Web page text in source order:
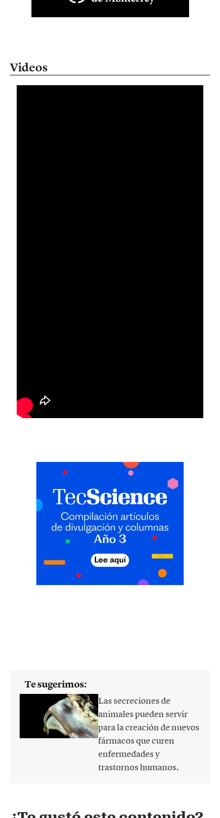
Videos
Te sugerimos:
Las secreciones de
animales pueden servir
para la creación de nuevos
fármacos que curen
enfermedades y
trastornos humanos.